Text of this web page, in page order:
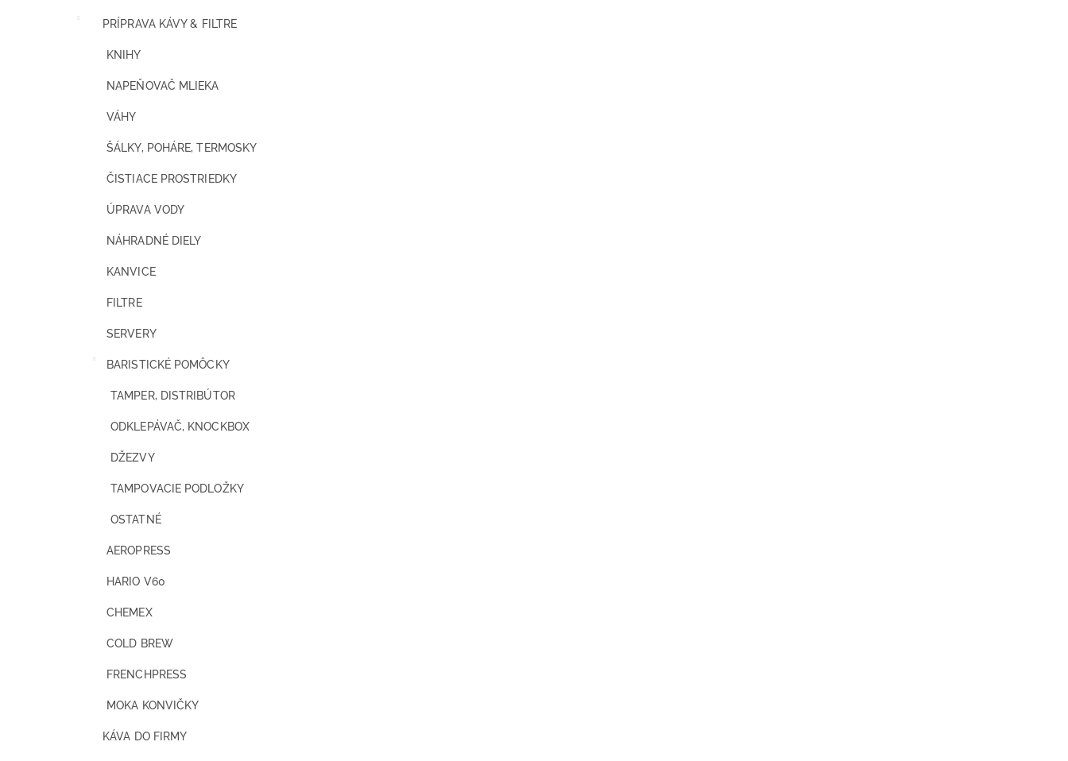
PRÍPRAVA KÁVY & FILTRE
KNIHY
NAPEŇOVAČ MLIEKA
VÁHY
ŠÁLKY, POHÁRE, TERMOSKY
ČISTIACE PROSTRIEDKY
ÚPRAVA VODY
NÁHRADNÉ DIELY
KANVICE
FILTRE
SERVERY
BARISTICKÉ POMÔCKY
TAMPER, DISTRIBÚTOR
ODKLEPÁVAČ, KNOCKBOX
DŽEZVY
TAMPOVACIE PODLOŽKY
OSTATNÉ
AEROPRESS
HARIO V60
CHEMEX
COLD BREW
FRENCHPRESS
MOKA KONVIČKY
KÁVA DO FIRMY